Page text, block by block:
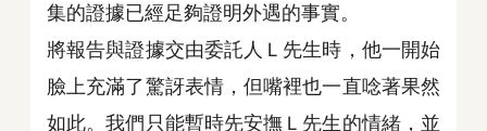
集的證據已經足夠證明外遇的事實。
將報告與證據交由委託人Ｌ先生時，他一開始
臉上充滿了驚訝表情，但嘴裡也一直唸著果然
如此。我們只能暫時先安撫Ｌ先生的情緒，並